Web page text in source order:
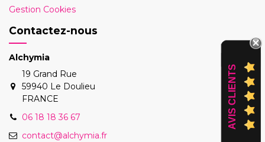
Gestion Cookies
Contactez-nous
Alchymia
19 Grand Rue
59940 Le Doulieu
FRANCE
06 18 18 36 67
contact@alchymia.fr
AVIS CLIENTS